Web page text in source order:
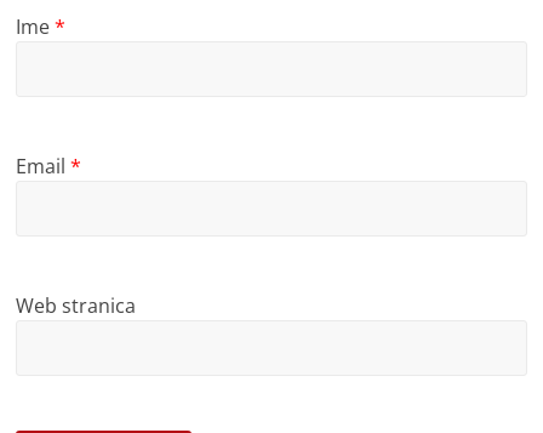
Ime*
Email*
Web stranica